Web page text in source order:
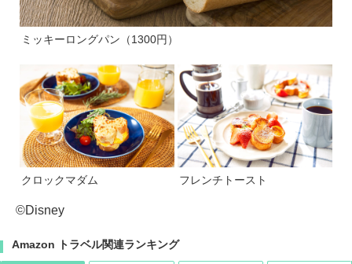
ミッキーロングパン（1300円）
クロックマダム フレンチトースト
©Disney
Amazon トラベル関連ランキング